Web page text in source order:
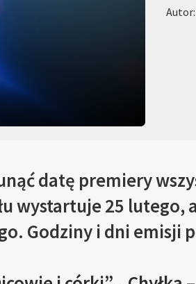
datę premiery
wystartuje 25 lutego,
Godziny i dni emisji